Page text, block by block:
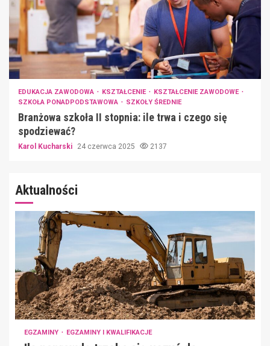
EDUKACJA ZAWODOWA KSZTAŁCENIE
KSZTAŁCENIE ZAWODOWE
SZKOŁA PONADPODSTAWOWA
SZKOŁY ŚREDNIE
Branżowa szkoła II stopnia: ile trwa i czego się
spodziewać?
Karol Kucharski 24 czerwca 2025 2137
Aktualności
EGZAMINY EGZAMINY I KWALIFIKACJE